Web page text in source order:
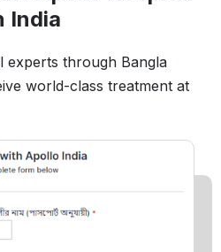
India
experts through Bangla
world-class treatment at